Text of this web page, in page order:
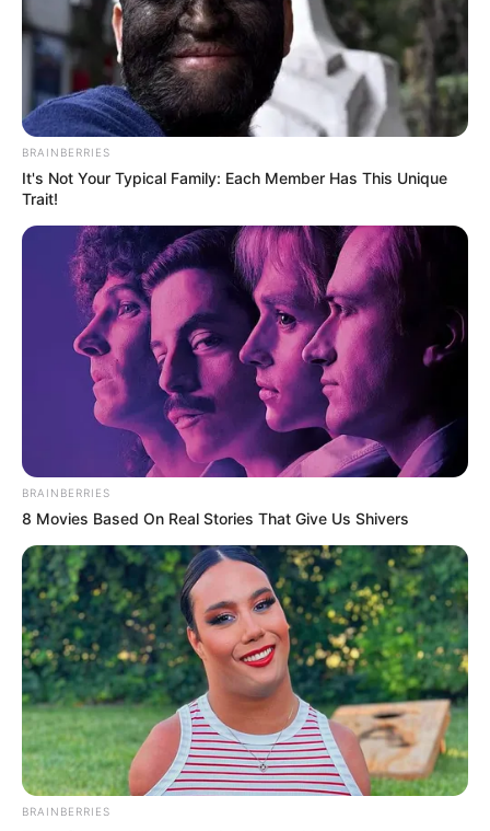
Eggnoid: Cinta & Portal Waktu
- /10 (- Votes)
Beri Rating & Review
Edit
Pecinta webtoon, tentunya sudah sangat akrab dan menunggu-
nunggu film adaptasi webtoon yang berjudulEggnoid: Cinta &
Portal Waktukan?
Dengan jumlah pembaca yang sangat banyak, tak heran webtoon
Eggnoidbegitu terkenal sehingga menarik perhatian produser
Indonesia untuk mengadaptasinya menjadi film.
BRAINBERRIES
It's Not Your Typical Family: Each Member Has This Unique
Trait!
BRAINBERRIES
8 Movies Based On Real Stories That Give Us Shivers
BRAINBERRIES